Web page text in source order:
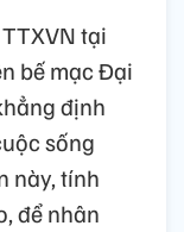
tại
bế mạc Đại
định
sống
này, tính
để nhân